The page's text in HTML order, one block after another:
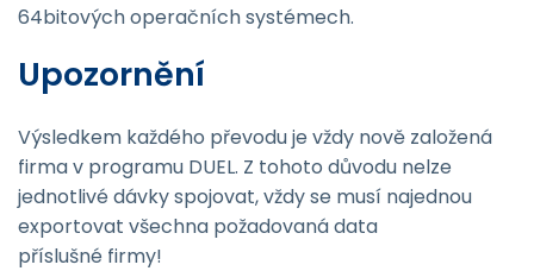
64bitových operačních systémech.
Upozornění
Výsledkem každého převodu je vždy nově založená
firma v programu DUEL. Z tohoto důvodu nelze
jednotlivé dávky spojovat, vždy se musí najednou
exportovat všechna požadovaná data
příslušné firmy!